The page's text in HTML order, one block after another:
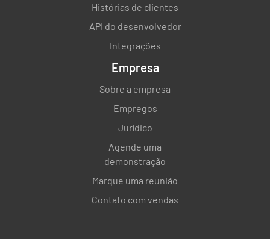
Histórias de clientes
API do desenvolvedor
Integrações
Empresa
Sobre a empresa
Empregos
Jurídico
Agende uma
demonstração
Marque uma reunião
Contato com vendas